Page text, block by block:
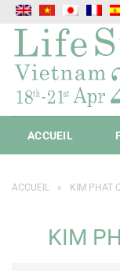
Passer
contenu
ACCUEIL
ACCUEIL » KIM PHAT
KIM